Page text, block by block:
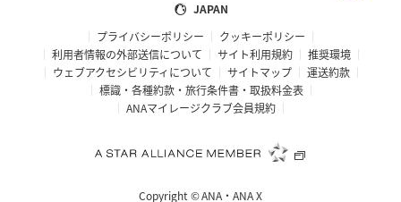
JAPAN
プライバシーポリシー
クッキーポリシー
利用者情報の外部送信について
サイト利用規約
推奨環境
ウェブアクセシビリティについて
サイトマップ
運送約款
標識・各種約款・旅行条件書・取扱料金表
ANAマイレージクラブ会員規約
Copyright ©ANA・ANA X